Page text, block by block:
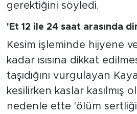
gerektiğini söyledi.
'Et 12 ile 24 saat arasında
Kesim işleminde hijyene
kadar ısısına dikkat
taşıdığını vurgulayan
kesilirken kaslar kasılmış
nedenle ette 'ölüm